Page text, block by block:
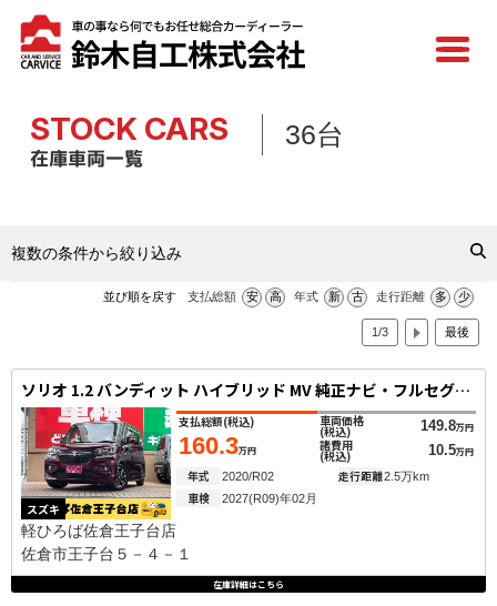
STOCK CARS
在庫車両一覧
36台
複数の条件から絞り込み
並び順を戻す 支払総額 安 高 年式 新 古 走行距離 多 少
1/3 最後
ソリオ 1.2 バンディット ハイブリッド MV 純正ナビ・フルセグ・Bluetooth・全方位カ
スズキ
支払総額(税込)
160.3万円
車両価格
(税込) 149.8万円
諸費用
(税込) 10.5万円
年式 2020/R02 走行距離2.5万km
車検 2027(R09)年02月
軽ひろば佐倉王子台店
佐倉市王子台５－４－１
在庫詳細はこちら